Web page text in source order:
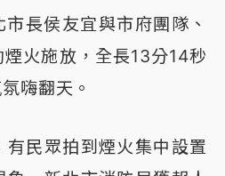
長侯友宜與市府團隊、
火施放，全長13分14秒
嗨翻天。
民眾拍到煙火集中設置